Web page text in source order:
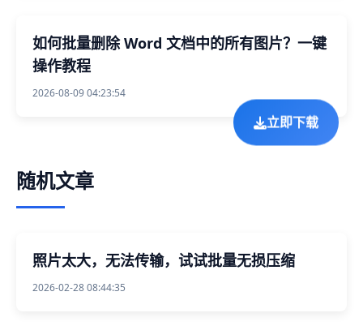
如何批量删除 Word 文档中的所有图片？一键
操作教程
2026-08-09 04:23:54
随机文章
照片太大，无法传输，试试批量无损压缩
2026-02-28 08:44:35
立即下载